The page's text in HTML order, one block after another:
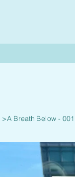
>A Breath Below - 001